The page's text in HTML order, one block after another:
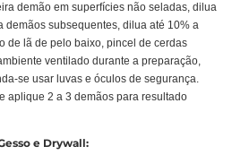
demão em superfícies não seladas, dilua
demãos subsequentes, dilua até 10% a
de lã de pelo baixo, pincel de cerdas
ventilado durante a preparação,
se usar luvas e óculos de segurança.
aplique 2 a 3 demãos para resultado
e Drywall: